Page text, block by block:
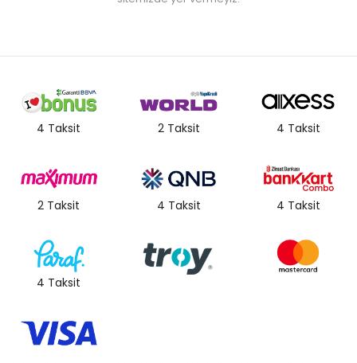
4 Taksit 2 Taksit 4 Taksit
2 Taksit 4 Taksit 4 Taksit
4 Taksit